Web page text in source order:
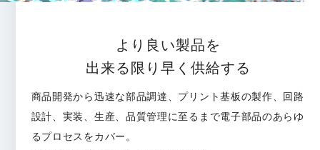
より良い製品を
出来る限り早く供給する
商品開発から迅速な部品調達、プリント基板の製作、回路
設計、実装、生産、品質管理に至るまで電子部品のあらゆ
るプロセスをカバー。